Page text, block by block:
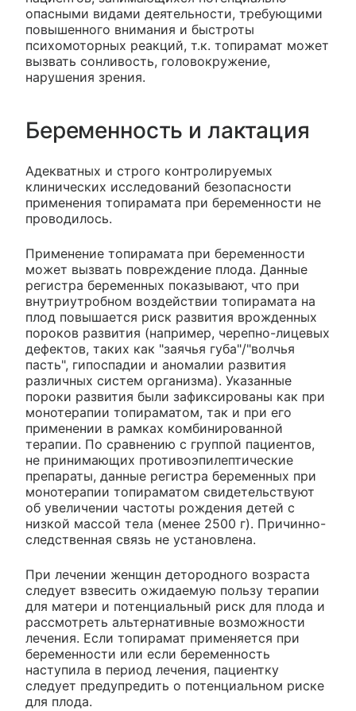
опасными видами деятельности, требующими
повышенного внимания и быстроты
психомоторных реакций, т.к. топирамат может
вызвать сонливость, головокружение,
нарушения зрения.
Беременность и лактация
Адекватных и строго контролируемых
клинических исследований безопасности
применения топирамата при беременности не
проводилось.
Применение топирамата при беременности
может вызвать повреждение плода. Данные
регистра беременных показывают, что при
внутриутробном воздействии топирамата на
плод повышается риск развития врожденных
пороков развития (например, черепно-лицевых
дефектов, таких как "заячья губа"/"волчья
пасть", гипоспадии и аномалии развития
различных систем организма). Указанные
пороки развития были зафиксированы как при
монотерапии топираматом, так и при его
применении в рамках комбинированной
терапии. По сравнению с группой пациентов,
не принимающих противоэпилептические
препараты, данные регистра беременных при
монотерапии топираматом свидетельствуют
об увеличении частоты рождения детей с
низкой массой тела (менее 2500 г). Причинно-
следственная связь не установлена.
При лечении женщин детородного возраста
следует взвесить ожидаемую пользу терапии
для матери и потенциальный риск для плода и
рассмотреть альтернативные возможности
лечения. Если топирамат применяется при
беременности или если беременность
наступила в период лечения, пациентку
следует предупредить о потенциальном риске
для плода.